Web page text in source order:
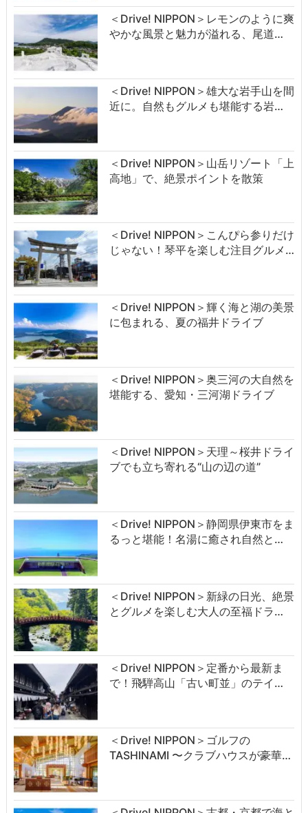
＜Drive! NIPPON＞レモンのように爽
やかな風景と魅力が溢れる、尾道…
＜Drive! NIPPON＞雄大な岩手山を間
近に。自然もグルメも堪能する岩…
＜Drive! NIPPON＞山岳リゾート「上
高地」で、絶景ポイントを散策
＜Drive! NIPPON＞こんぴら参りだけ
じゃない！琴平を楽しむ注目グルメ…
＜Drive! NIPPON＞輝く海と湖の美景
に包まれる、夏の福井ドライブ
＜Drive! NIPPON＞奥三河の大自然を
堪能する、愛知・三河湖ドライブ
＜Drive! NIPPON＞天理～桜井ドライ
ブでも立ち寄れる“山の辺の道”
＜Drive! NIPPON＞静岡県伊東市をま
るっと堪能！名湯に癒され自然と…
＜Drive! NIPPON＞新緑の日光、絶景
とグルメを楽しむ大人の至福ドラ…
＜Drive! NIPPON＞定番から最新ま
で！飛騨高山「古い町並」のテイ…
＜Drive! NIPPON＞ゴルフの
TASHINAMI 〜クラブハウスが豪華…